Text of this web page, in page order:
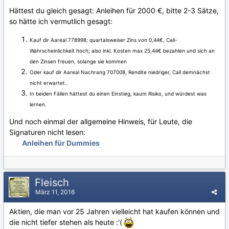
Hättest du gleich gesagt: Anleihen für 2000 €, bitte 2-3 Sätze,
so hätte ich vermutlich gesagt:
Kauf dir Aareal 778998; quartalsweiser Zins von 0,44€, Call-
Wahrscheinlichkeit hoch; also inkl. Kosten max 25,44€ bezahlen und sich an
den Zinsen freuen, solange sie kommen
Oder kauf dir Aareal Nachrang 707008, Rendite niedriger, Call demnächst
nicht erwartet..
In beiden Fällen hättest du einen Einstieg, kaum Risiko, und würdest was
lernen.
Und noch einmal der allgemeine Hinweis, für Leute, die
Signaturen nicht lesen:
Anleihen für Dummies
Fleisch
März 11, 2016
Aktien, die man vor 25 Jahren vielleicht hat kaufen können und
die nicht tiefer stehen als heute :'(